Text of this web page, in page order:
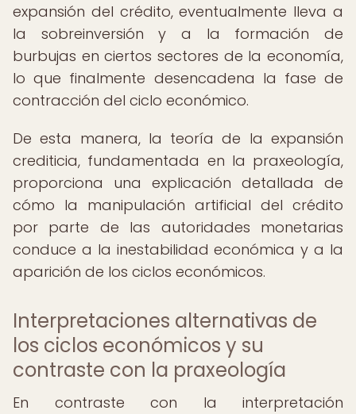
expansión del crédito, eventualmente lleva a
la sobreinversión y a la formación de
burbujas en ciertos sectores de la economía,
lo que finalmente desencadena la fase de
contracción del ciclo económico.
De esta manera, la teoría de la expansión
crediticia, fundamentada en la praxeología,
proporciona una explicación detallada de
cómo la manipulación artificial del crédito
por parte de las autoridades monetarias
conduce a la inestabilidad económica y a la
aparición de los ciclos económicos.
Interpretaciones alternativas de
los ciclos económicos y su
contraste con la praxeología
En contraste con la interpretación